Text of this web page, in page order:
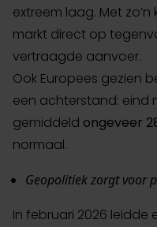
extreem laag. Met
markt direct op
vertraagde aanvoer.
Ook Europees gezien
een achterstand: eind
gemiddeld ongeveer
normaal.
Geopolitiek zorgt voor
In februari 2026 leidde